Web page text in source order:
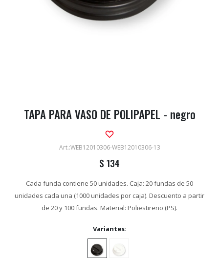
TAPA PARA VASO DE POLIPAPEL - negro
WEB12010306-WEB12010306-13
$ 134
Cada funda contiene 50 unidades. Caja: 20 fundas de 50
unidades cada una (1000 unidades por caja). Descuento a partir
de 20 y 100 fundas. Material: Poliestireno (PS).
Variantes: